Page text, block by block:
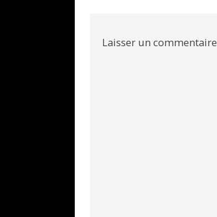
Laisser un commentaire